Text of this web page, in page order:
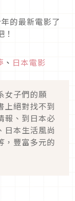
的最新電影了
、 日本電影
女子們的願
上絕對找不到
報、到日本必
日本生活風尚
，豐富多元的